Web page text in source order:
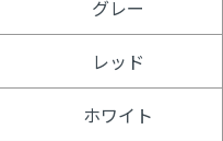
グレー
レッド
ホワイト